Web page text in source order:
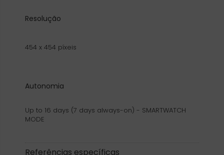
Resolução
454 x 454 píxeis
Autonomia
Up to 16 days (7 days always-on) - SMARTWATCH
MODE
Referências específicas